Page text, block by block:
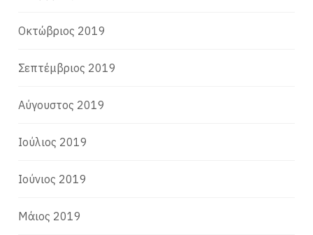
Οκτώβριος 2019
Σεπτέμβριος 2019
Αύγουστος 2019
Ιούλιος 2019
Ιούνιος 2019
Μάιος 2019